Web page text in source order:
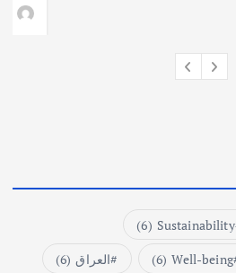
Sustainability
(6)
Well-being
(6) العراق (6)